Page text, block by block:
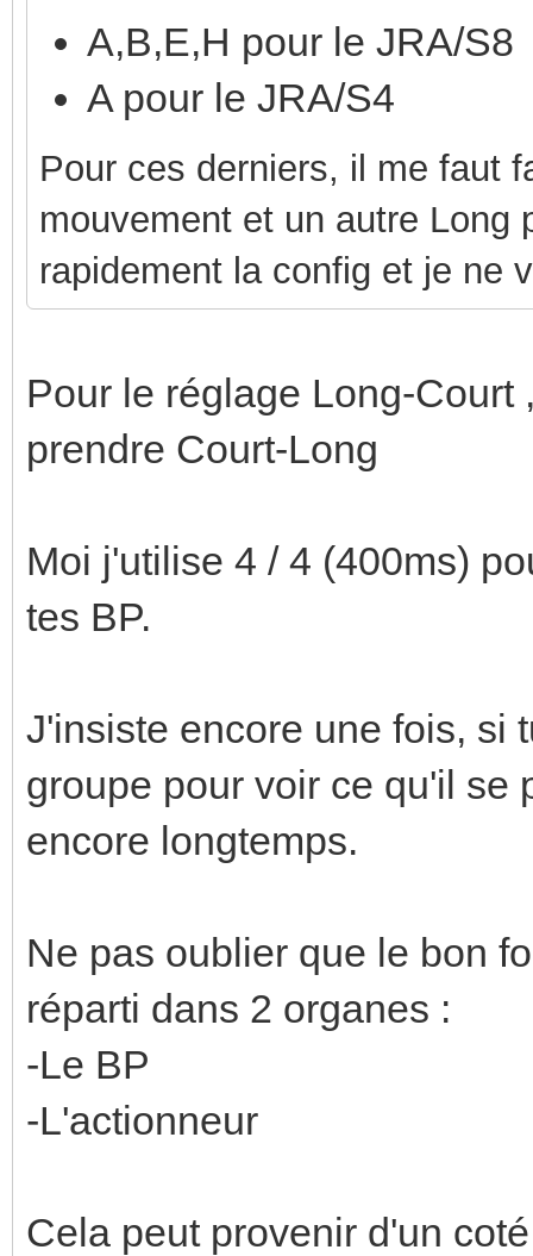
A,B,E,H pour le JRA/S8
A pour le JRA/S4
Pour ces derniers, il me faut
mouvement et un autre Long
rapidement la config et je ne
Pour le réglage Long-
prendre Court-Long
Moi j'utilise 4 / 4 (400ms)
tes BP.
J'insiste encore une fois, si
groupe pour voir ce qu'il se
encore longtemps.
Ne pas oublier que le bon
réparti dans 2 organes :
-Le BP
-L'actionneur
Cela peut provenir d'un